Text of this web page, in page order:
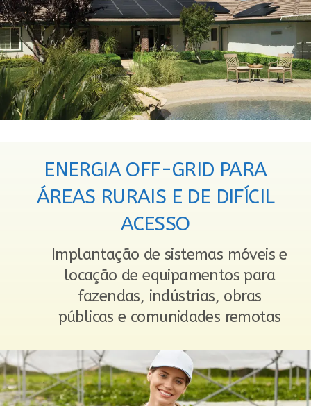
ENERGIA OFF-GRID PARA
ÁREAS RURAIS E DE DIFÍCIL
ACESSO
Implantação de sistemas móveis e
locação de equipamentos para
fazendas, indústrias, obras
públicas e comunidades remotas